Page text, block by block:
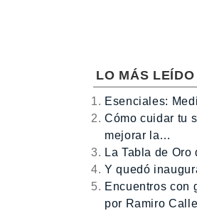
LO MÁS LEÍDO
Esenciales:
Cómo cuidar tu
mejorar la…
La Tabla de
Y quedó
Encuentros con
por Ramiro